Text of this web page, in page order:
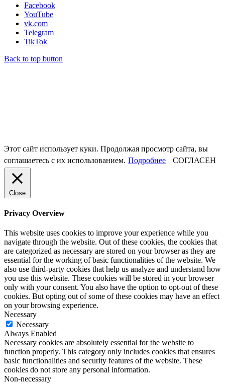
Facebook
YouTube
vk.com
Telegram
TikTok
Back to top button
Этот сайт использует куки. Продолжая просмотр сайта, вы
соглашаетесь с их использованием. Подробнее СОГЛАСЕН
Close
Privacy Overview
This website uses cookies to improve your experience while you
navigate through the website. Out of these cookies, the cookies that
are categorized as necessary are stored on your browser as they are
essential for the working of basic functionalities of the website. We
also use third-party cookies that help us analyze and understand how
you use this website. These cookies will be stored in your browser
only with your consent. You also have the option to opt-out of these
cookies. But opting out of some of these cookies may have an effect
on your browsing experience.
Necessary
Necessary
Always Enabled
Necessary cookies are absolutely essential for the website to
function properly. This category only includes cookies that ensures
basic functionalities and security features of the website. These
cookies do not store any personal information.
Non-necessary